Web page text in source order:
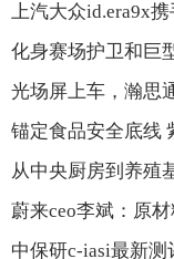
上汽大众id.era9x
化身赛场护卫和巨
光场屏上车，瀚思
锚定食品安全底线
从中央厨房到养殖
蔚来ceo李斌：原
中保研c-iasi最新